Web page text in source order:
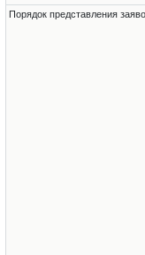
Порядок представления